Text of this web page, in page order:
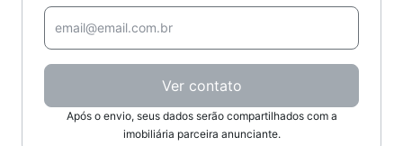
Ver contato
Após o envio, seus dados serão compartilhados com a
imobiliária parceira anunciante.